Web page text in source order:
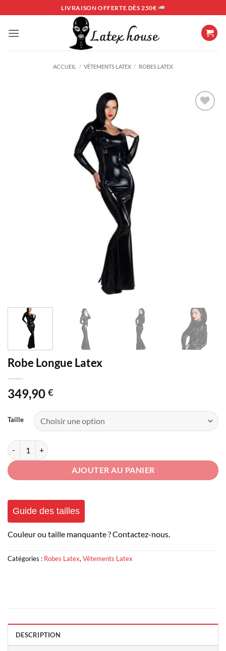
au
contenu
LIVRAISON OFFERTE DÈS 250€
ACCUEIL / VÊTEMENTS LATEX / ROBES LATEX
Robe Longue Latex
349,90 €
Taille
quantité de Robe Longue Latex
AJOUTER AU PANIER
Guide des tailles
Couleur ou taille manquante ? Contactez-nous.
Catégories : Robes Latex, Vêtements Latex
DESCRIPTION